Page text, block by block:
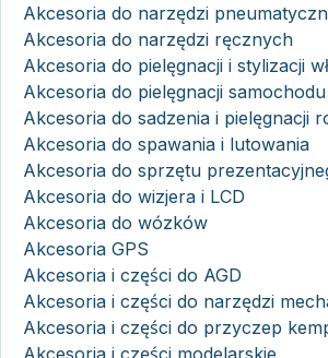
Akcesoria do narzędzi
Akcesoria do narzędzi ręcznych
Akcesoria do pielęgnacji i stylizacji
Akcesoria do pielęgnacji samochodu
Akcesoria do sadzenia i pielęgnacji
Akcesoria do spawania i lutowania
Akcesoria do sprzętu
Akcesoria do wizjera i LCD
Akcesoria do wózków
Akcesoria GPS
Akcesoria i części do AGD
Akcesoria i części do narzędzi
Akcesoria i części do przyczep